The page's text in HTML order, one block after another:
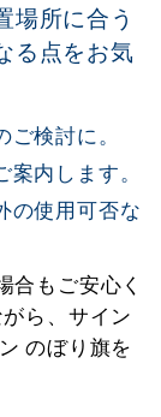
場所に合う
る点をお気
検討に。
内します。
の使用可否な
合もご安心く
ら、サイン
のぼり旗を